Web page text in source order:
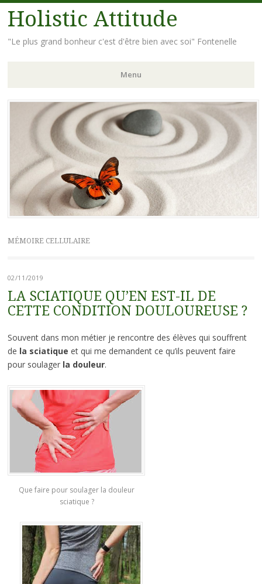
Holistic Attitude
"Le plus grand bonheur c'est d'être bien avec soi" Fontenelle
Menu
Aller
principal
MÉMOIRE CELLULAIRE
02/11/2019
LA SCIATIQUE QU’EN EST-IL DE
CETTE CONDITION DOULOUREUSE ?
Souvent dans mon métier je rencontre des élèves qui souffrent
de la sciatique et qui me demandent ce qu’ils peuvent faire
pour soulager la douleur.
Que faire pour soulager la douleur
sciatique ?